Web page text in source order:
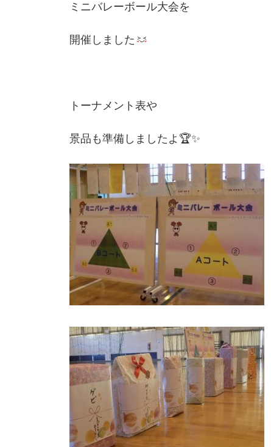
ミニバレーボール大会を
開催しました
トーナメント表や
景品も準備しましたよ🏆✨